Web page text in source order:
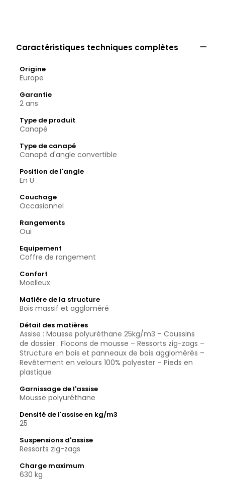
Caractéristiques techniques complètes 
Origine
Europe
Garantie
2 ans
Type de produit
Canapé
Type de canapé
Canapé d'angle convertible
Position de l'angle
En U
Couchage
Occasionnel
Rangements
Oui
Equipement
Coffre de rangement
Confort
Moelleux
Matière de la structure
Bois massif et aggloméré
Détail des matières
Assise : Mousse polyuréthane 25kg/m3 – Coussins
de dossier : Flocons de mousse – Ressorts zig-zags –
Structure en bois et panneaux de bois agglomérés –
Revêtement en velours 100% polyester – Pieds en
plastique
Garnissage de l'assise
Mousse polyuréthane
Densité de l'assise en kg/m3
25
Suspensions d'assise
Ressorts zig-zags
Charge maximum
630 kg